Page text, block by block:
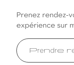
Prenez rendez-
expérience sur
Prendre